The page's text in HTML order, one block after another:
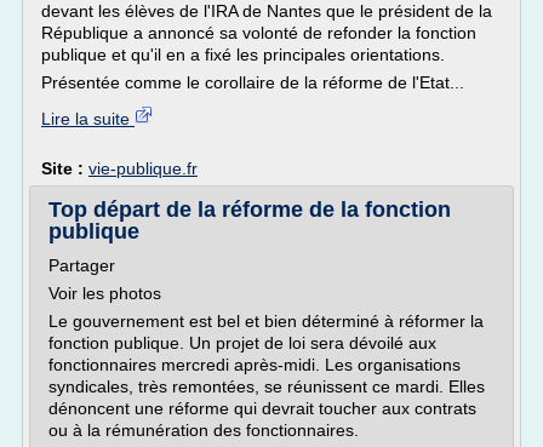
devant les élèves de l'IRA de Nantes que le président de la
République a annoncé sa volonté de refonder la fonction
publique et qu'il en a fixé les principales orientations.
Présentée comme le corollaire de la réforme de l'Etat...
Lire la suite
Site : vie-publique.fr
Top départ de la réforme de la fonction
publique
Partager
Voir les photos
Le gouvernement est bel et bien déterminé à réformer la
fonction publique. Un projet de loi sera dévoilé aux
fonctionnaires mercredi après-midi. Les organisations
syndicales, très remontées, se réunissent ce mardi. Elles
dénoncent une réforme qui devrait toucher aux contrats
ou à la rémunération des fonctionnaires.